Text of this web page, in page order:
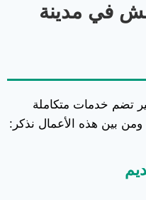
في مدينة
تضم خدمات متكاملة
ومن بين هذه الأعمال نذكر: